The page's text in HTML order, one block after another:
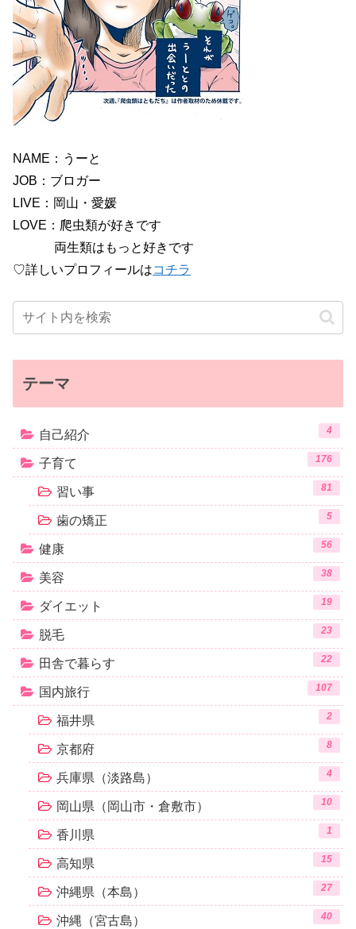
NAME：うーと
JOB：ブロガー
LIVE：岡山・愛媛
LOVE：爬虫類が好きです
両生類はもっと好きです
♡詳しいプロフィールはコチラ
テーマ
自己紹介 4
子育て 176
習い事 81
歯の矯正 5
健康 56
美容 38
ダイエット 19
脱毛 23
田舎で暮らす 22
国内旅行 107
福井県 2
京都府 8
兵庫県（淡路島） 4
岡山県（岡山市・倉敷市） 10
香川県 1
高知県 15
沖縄県（本島） 27
沖縄（宮古島） 40